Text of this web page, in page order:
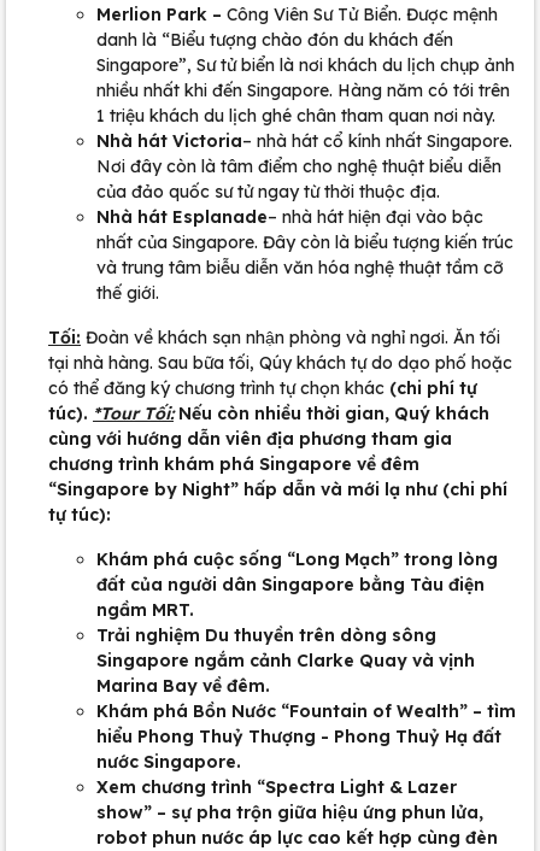
Merlion Park – Công Viên Sư Tử Biển. Được mệnh
danh là “Biểu tượng chào đón du khách đến
Singapore”, Sư tử biển là nơi khách du lịch chụp ảnh
nhiều nhất khi đến Singapore. Hàng năm có tới trên
1 triệu khách du lịch ghé chân tham quan nơi này.
Nhà hát Victoria– nhà hát cổ kính nhất Singapore.
Nơi đây còn là tâm điểm cho nghệ thuật biểu diễn
của đảo quốc sư tử ngay từ thời thuộc địa.
Nhà hát Esplanade– nhà hát hiện đại vào bậc
nhất của Singapore. Đây còn là biểu tượng kiến trúc
và trung tâm biễu diễn văn hóa nghệ thuật tầm cỡ
thế giới.
Tối: Đoàn về khách sạn nhận phòng và nghỉ ngơi. Ăn tối
tại nhà hàng. Sau bữa tối, Qúy khách tự do dạo phố hoặc
có thể đăng ký chương trình tự chọn khác (chi phí tự
túc). *Tour Tối:Nếu còn nhiều thời gian, Quý khách
cùng với hướng dẫn viên địa phương tham gia
chương trình khám phá Singapore về đêm
“Singapore by Night” hấp dẫn và mới lạ như (chi phí
tự túc):
Khám phá cuộc sống “Long Mạch” trong lòng
đất của người dân Singapore bằng Tàu điện
ngầm MRT.
Trải nghiệm Du thuyền trên dòng sông
Singapore ngắm cảnh Clarke Quay và vịnh
Marina Bay về đêm.
Khám phá Bồn Nước “Fountain of Wealth” – tìm
hiểu Phong Thuỷ Thượng - Phong Thuỷ Hạ đất
nước Singapore.
Xem chương trình “Spectra Light & Lazer
show” – sự pha trộn giữa hiệu ứng phun lửa,
robot phun nước áp lực cao kết hợp cùng đèn